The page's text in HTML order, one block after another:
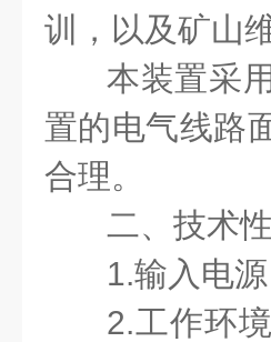
训，以及矿山
本装置采
置的电气线路
合理。
二、技术
1.输入电
2.工作环